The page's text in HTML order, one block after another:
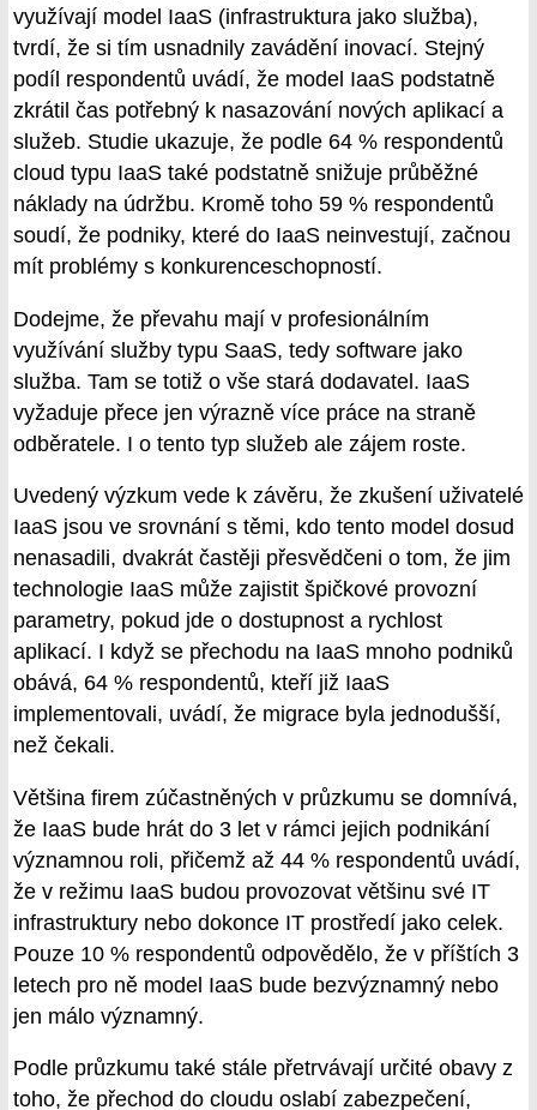
využívají model IaaS (infrastruktura jako služba),
tvrdí, že si tím usnadnily zavádění inovací. Stejný
podíl respondentů uvádí, že model IaaS podstatně
zkrátil čas potřebný k nasazování nových aplikací a
služeb. Studie ukazuje, že podle 64 % respondentů
cloud typu IaaS také podstatně snižuje průběžné
náklady na údržbu. Kromě toho 59 % respondentů
soudí, že podniky, které do IaaS neinvestují, začnou
mít problémy s konkurenceschopností.
Dodejme, že převahu mají v profesionálním
využívání služby typu SaaS, tedy software jako
služba. Tam se totiž o vše stará dodavatel. IaaS
vyžaduje přece jen výrazně více práce na straně
odběratele. I o tento typ služeb ale zájem roste.
Uvedený výzkum vede k závěru, že zkušení uživatelé
IaaS jsou ve srovnání s těmi, kdo tento model dosud
nenasadili, dvakrát častěji přesvědčeni o tom, že jim
technologie IaaS může zajistit špičkové provozní
parametry, pokud jde o dostupnost a rychlost
aplikací. I když se přechodu na IaaS mnoho podniků
obává, 64 % respondentů, kteří již IaaS
implementovali, uvádí, že migrace byla jednodušší,
než čekali.
Většina firem zúčastněných v průzkumu se domnívá,
že IaaS bude hrát do 3 let v rámci jejich podnikání
významnou roli, přičemž až 44 % respondentů uvádí,
že v režimu IaaS budou provozovat většinu své IT
infrastruktury nebo dokonce IT prostředí jako celek.
Pouze 10 % respondentů odpovědělo, že v příštích 3
letech pro ně model IaaS bude bezvýznamný nebo
jen málo významný.
Podle průzkumu také stále přetrvávají určité obavy z
toho, že přechod do cloudu oslabí zabezpečení,